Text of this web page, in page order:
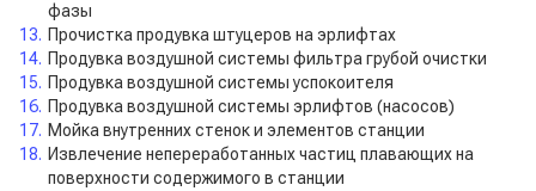
фазы
Прочистка продувка штуцеров на эрлифтах
Продувка воздушной системы фильтра грубой очистки
Продувка воздушной системы успокоителя
Продувка воздушной системы эрлифтов (насосов)
Мойка внутренних стенок и элементов станции
Извлечение непереработанных частиц плавающих на
поверхности содержимого в станции